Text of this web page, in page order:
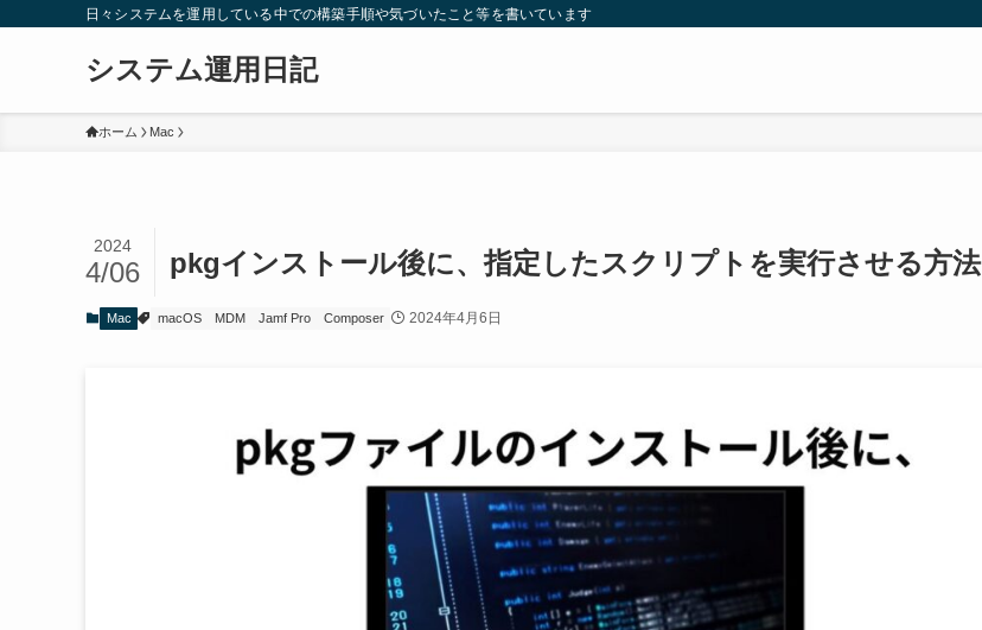
日々システムを運用している中での構築手順や気づいたこと等を書いています
システム運用日記
ホーム Mac
pkgインストール後に、指定したスクリプトを実行させる方法
2024
4/06
Mac macOS MDM Jamf Pro Composer 2024年4月6日